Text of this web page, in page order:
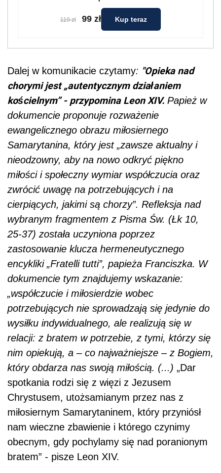
119 zł 99 zł Kup teraz
Dalej w komunikacie czytamy: "Opieka nad
chorymi jest „autentycznym działaniem
kościelnym” - przypomina Leon XIV. Papież w
dokumencie proponuje rozważenie
ewangelicznego obrazu miłosiernego
Samarytanina, który jest „zawsze aktualny i
nieodzowny, aby na nowo odkryć piękno
miłości i społeczny wymiar współczucia oraz
zwrócić uwagę na potrzebujących i na
cierpiących, jakimi są chorzy”. Refleksja nad
wybranym fragmentem z Pisma Św. (Łk 10,
25-37) została uczyniona poprzez
zastosowanie klucza hermeneutycznego
encykliki „Fratelli tutti”, papieża Franciszka. W
dokumencie tym znajdujemy wskazanie:
„współczucie i miłosierdzie wobec
potrzebujących nie sprowadzają się jedynie do
wysiłku indywidualnego, ale realizują się w
relacji: z bratem w potrzebie, z tymi, którzy się
nim opiekują, a – co najważniejsze – z Bogiem,
który obdarza nas swoją miłością. (...) „Dar
spotkania rodzi się z więzi z Jezusem
Chrystusem, utożsamianym przez nas z
miłosiernym Samarytaninem, który przyniósł
nam wieczne zbawienie i którego czynimy
obecnym, gdy pochylamy się nad poranionym
bratem” - pisze Leon XIV.